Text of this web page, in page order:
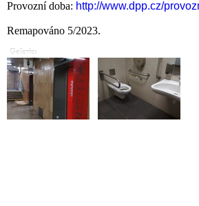
Provozní doba: http://www.dpp.cz/
Remapováno 5/2023.
Galerie: